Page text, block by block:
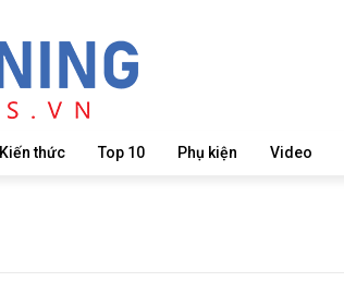
Kiến thức Top 10 Phụ kiện Video